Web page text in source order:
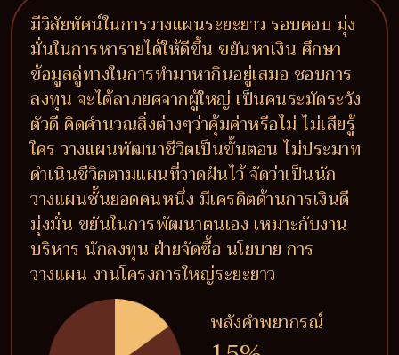
มีวิสัยทัศน์ในการวางแผนระยะยาว รอบคอบ มุ่ง
มั่นในการหารายได้ให้ดีขึ้น ขยันหาเงิน ศึกษา
ข้อมูลลู่ทางในการทำมาหากินอยู่เสมอ ชอบการ
ลงทุน จะได้ลาภยศจากผู้ใหญ่ เป็นคนระมัดระวัง
ตัวดี คิดคำนวณสิ่งต่างๆว่าคุ้มค่าหรือไม่ ไม่เสียรู้
ใคร วางแผนพัฒนาชีวิตเป็นขั้นตอน ไม่ประมาท
ดำเนินชีวิตตามแผนที่วาดฝันไว้ จัดว่าเป็นนัก
วางแผนชั้นยอดคนหนึ่ง มีเครดิตด้านการเงินดี
มุ่งมั่น ขยันในการพัฒนาตนเอง เหมาะกับงาน
บริหาร นักลงทุน ฝ่ายจัดซื้อ นโยบาย การ
วางแผน งานโครงการใหญ่ระยะยาว
พลังคำพยากรณ์